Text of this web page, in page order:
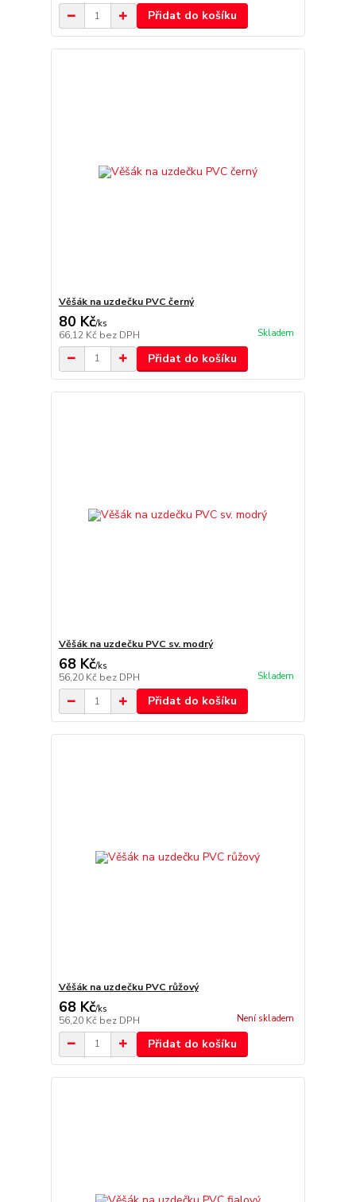
Přidat do košíku
Věšák na uzdečku PVC černý
80 Kč/ks
66,12 Kč bez DPH Skladem
Přidat do košíku
Věšák na uzdečku PVC sv. modrý
68 Kč/ks
56,20 Kč bez DPH Skladem
Přidat do košíku
Věšák na uzdečku PVC růžový
68 Kč/ks
56,20 Kč bez DPH Není skladem
Přidat do košíku